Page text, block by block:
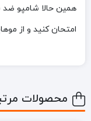
امتحان کنید و از
محصولات